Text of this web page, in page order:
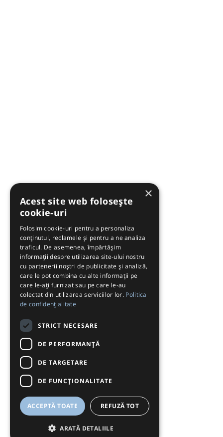
×
Acest site web folosește
cookie-uri
Folosim cookie-uri pentru a personaliza
conținutul, reclamele și pentru a ne analiza
traficul. De asemenea, împărtășim
informații despre utilizarea site-ului nostru
cu partenerii noștri de publicitate și analiză,
care le pot combina cu alte informații pe
care le-ați furnizat sau pe care le-au
colectat din utilizarea serviciilor lor. Politica
de confidențialitate
STRICT NECESARE
DE PERFORMANȚĂ
DE TARGETARE
DE FUNCŢIONALITATE
ACCEPTĂ TOATE REFUZĂ TOT
ARATĂ DETALIILE